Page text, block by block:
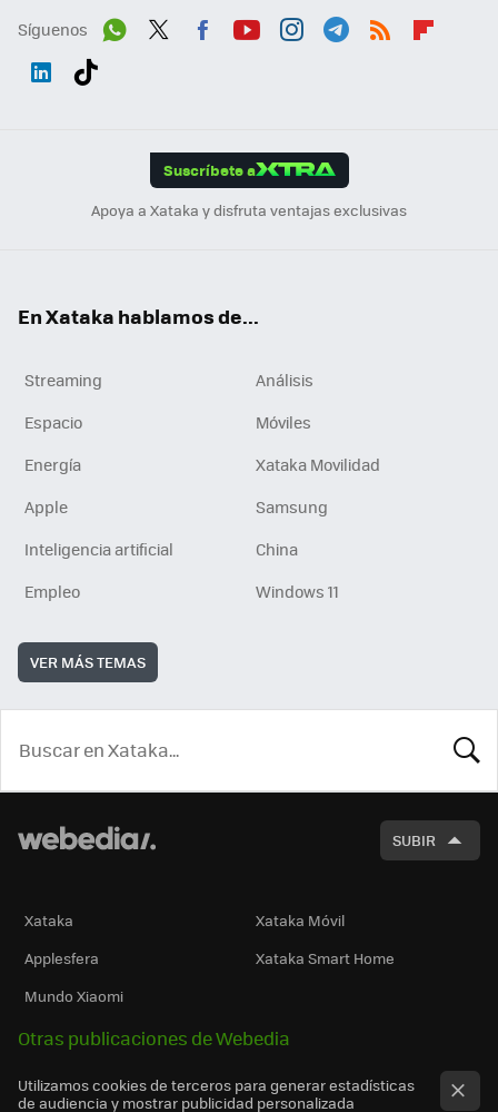
Síguenos
Suscríbete a
Apoya a Xataka y disfruta ventajas exclusivas
En Xataka hablamos de...
Streaming
Análisis
Espacio
Móviles
Energía
Xataka Movilidad
Apple
Samsung
Inteligencia artificial
China
Empleo
Windows 11
VER MÁS TEMAS
SUBIR
Xataka
Xataka Móvil
Applesfera
Xataka Smart Home
Mundo Xiaomi
Otras publicaciones de Webedia
Utilizamos cookies de terceros para generar estadísticas
de audiencia y mostrar publicidad personalizada